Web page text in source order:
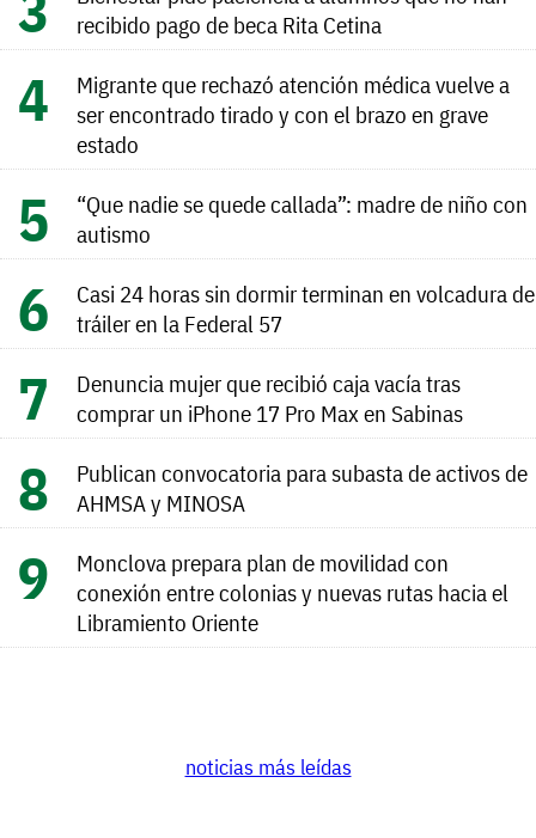
recibido pago de beca Rita Cetina
Migrante que rechazó atención médica vuelve a
ser encontrado tirado y con el brazo en grave
estado
“Que nadie se quede callada”: madre de niño con
autismo
Casi 24 horas sin dormir terminan en volcadura de
tráiler en la Federal 57
Denuncia mujer que recibió caja vacía tras
comprar un iPhone 17 Pro Max en Sabinas
Publican convocatoria para subasta de activos de
AHMSA y MINOSA
Monclova prepara plan de movilidad con
conexión entre colonias y nuevas rutas hacia el
Libramiento Oriente
noticias más leídas